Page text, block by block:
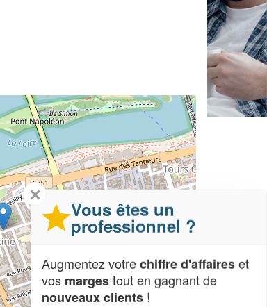
✕
Vous êtes un
professionnel ?
Augmentez votrechiffre d'affaireset
vos margestout en gagnant de
nouveaux clients !